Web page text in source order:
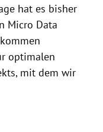
hat es bisher
Micro Data
optimalen
mit dem wir